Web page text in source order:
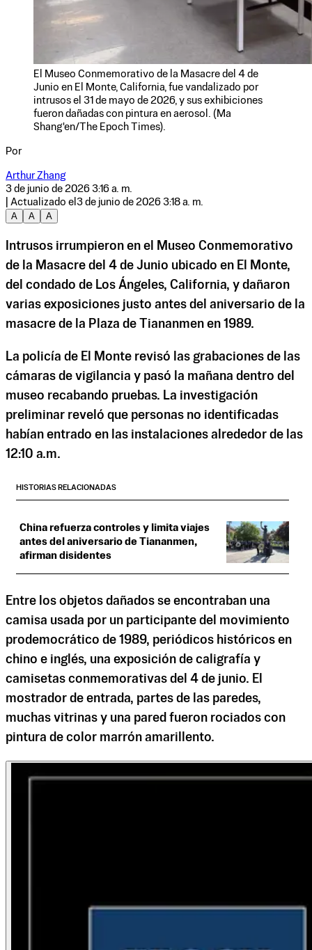
El Museo Conmemorativo de la Masacre del 4 de
Junio ​​en El Monte, California, fue vandalizado por
intrusos el 31 de mayo de 2026, y sus exhibiciones
fueron dañadas con pintura en aerosol. (Ma
Shang'en/The Epoch Times).
Por
Arthur Zhang
3 de junio de 2026 3:16 a. m.
| Actualizado el 3 de junio de 2026 3:18 a. m.
A
A A
Intrusos irrumpieron en el Museo Conmemorativo
de la Masacre del 4 de Junio ubicado en El Monte,
del condado de Los Ángeles, California, y dañaron
varias exposiciones justo antes del aniversario de la
masacre de la Plaza de Tiananmen en 1989.
La policía de El Monte revisó las grabaciones de las
cámaras de vigilancia y pasó la mañana dentro del
museo recabando pruebas. La investigación
preliminar reveló que personas no identificadas
habían entrado en las instalaciones alrededor de las
12:10 a.m.
HISTORIAS RELACIONADAS
China refuerza controles y limita viajes
antes del aniversario de Tiananmen,
afirman disidentes
Entre los objetos dañados se encontraban una
camisa usada por un participante del movimiento
prodemocrático de 1989, periódicos históricos en
chino e inglés, una exposición de caligrafía y
camisetas conmemorativas del 4 de junio. El
mostrador de entrada, partes de las paredes,
muchas vitrinas y una pared fueron rociados con
pintura de color marrón amarillento.